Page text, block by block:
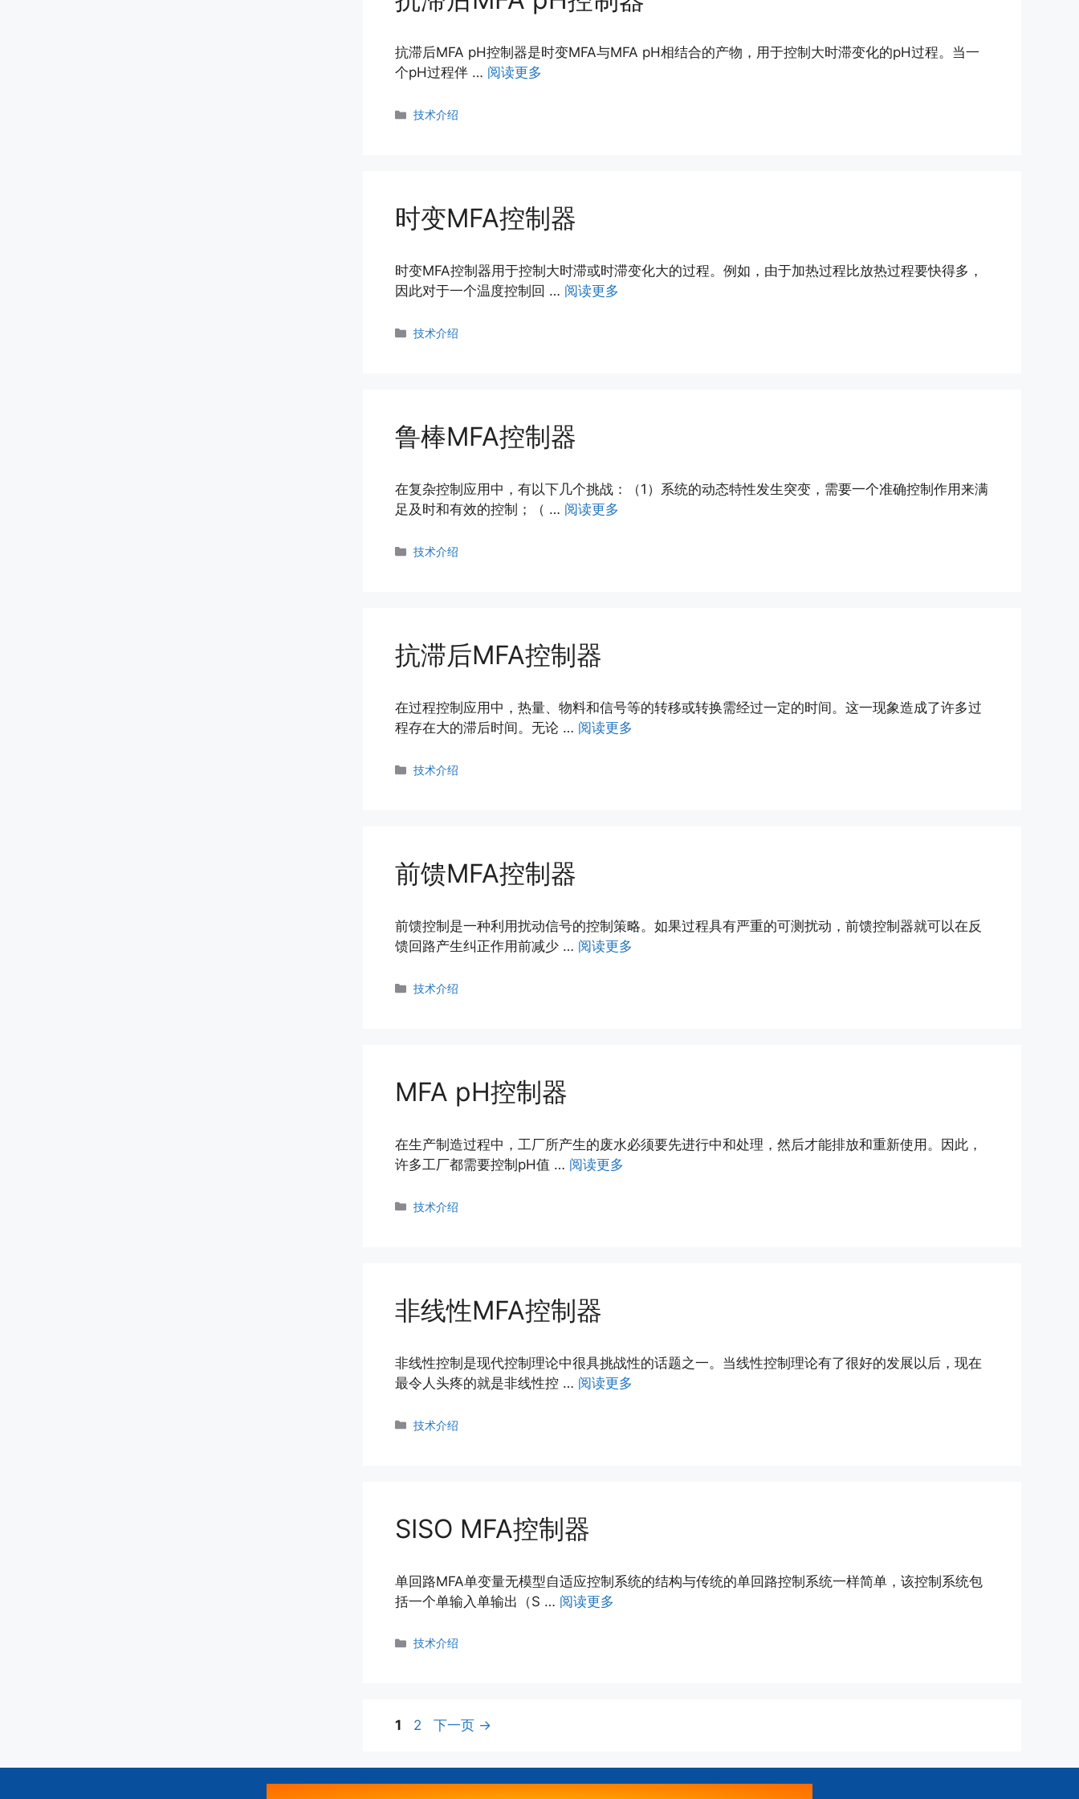
抗滞后MFA pH控制器是时变MFA与MFA pH相结合的产物，用于控制大时滞变化的pH过程。当一
个pH过程伴 … 阅读更多
分
技术介绍
时变MFA控制器
时变MFA控制器用于控制大时滞或时滞变化大的过程。例如，由于加热过程比放热过程要快得多，
因此对于一个温度控制回 … 阅读更多
分
技术介绍
鲁棒MFA控制器
在复杂控制应用中，有以下几个挑战：（1）系统的动态特性发生突变，需要一个准确控制作用来满
足及时和有效的控制；（ … 阅读更多
分
技术介绍
抗滞后MFA控制器
在过程控制应用中，热量、物料和信号等的转移或转换需经过一定的时间。这一现象造成了许多过
程存在大的滞后时间。无论 … 阅读更多
分
技术介绍
前馈MFA控制器
前馈控制是一种利用扰动信号的控制策略。如果过程具有严重的可测扰动，前馈控制器就可以在反
馈回路产生纠正作用前减少 … 阅读更多
分
技术介绍
MFA pH控制器
在生产制造过程中，工厂所产生的废水必须要先进行中和处理，然后才能排放和重新使用。因此，
许多工厂都需要控制pH值 … 阅读更多
分
技术介绍
非线性MFA控制器
非线性控制是现代控制理论中很具挑战性的话题之一。当线性控制理论有了很好的发展以后，现在
最令人头疼的就是非线性控 … 阅读更多
分
技术介绍
SISO MFA控制器
单回路MFA单变量无模型自适应控制系统的结构与传统的单回路控制系统一样简单，该控制系统包
括一个单输入单输出（S … 阅读更多
分
技术介绍
页
1
页
2 下一页 →